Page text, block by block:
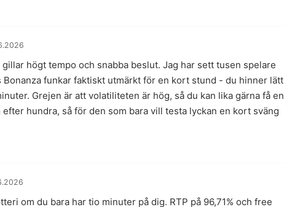
högt tempo och snabba beslut. Jag har sett tusen spelare
Bonanza funkar faktiskt utmärkt för en kort stund - du hinner lätt
Grejen är att volatiliteten är hög, så du kan lika gärna få en
hundra, så för den som bara vill testa lyckan en kort sväng
om du bara har tio minuter på dig. RTP på 96,71% och free